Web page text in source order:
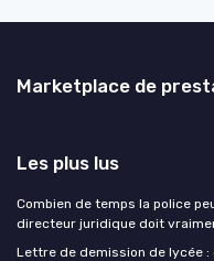
Marketplace de
Les plus lus
Combien de temps la police
directeur juridique doit
Lettre de demission de lycée